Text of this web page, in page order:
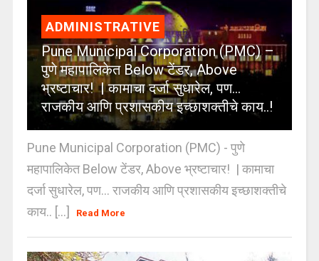
ADMINISTRATIVE
Pune Municipal Corporation (PMC) –
पुणे महापालिकेत Below टेंडर, Above
भ्रष्टाचार! | कामाचा दर्जा सुधारेल, पण…
राजकीय आणि प्रशासकीय इच्छाशक्तीचे काय..!
Pune Municipal Corporation (PMC) - पुणे
महापालिकेत Below टेंडर, Above भ्रष्टाचार! | कामाचा
दर्जा सुधारेल, पण… राजकीय आणि प्रशासकीय इच्छाशक्तीचे
काय.. [...]
Read More